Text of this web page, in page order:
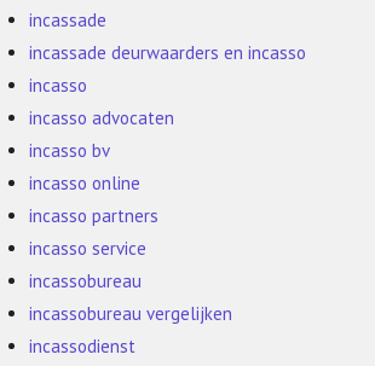
incassade
incassade deurwaarders en incasso
incasso
incasso advocaten
incasso bv
incasso online
incasso partners
incasso service
incassobureau
incassobureau vergelijken
incassodienst